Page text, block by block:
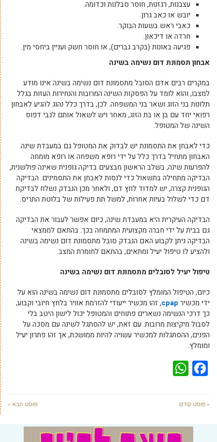
עצבנות, רגזנות, חוסר סבלנות וכדומה.
יובש או כאב גרון.
כאבי ראש בשעות הבוקר.
חרדה או דיכאון.
פגיעה באונות (בקרב גברים), או חוסר חשק ועניין ביחסי מין.
אבחון תסמונת דום נשימה בשינה
במקרים רבים אדם הסובל מתסמונת דום נשימה בשינה אינו מודע
למצבו, והוא לומד על הפסקות השינה המרובות והנחירות העזות בגלל
תלונות בני הזוג ושאר בני המשפחה. לכן, בדרך כלל נהוג להגיע לאבחון
רפואי יחד עם בן או בת הזוג, מאחר ויש לשאול אותם לגבי דפוס
השינה של המטופל.
כדי לאבחן את התסמונת יש לבדוק את המטופל גם במעבדת שינה.
האבחון מתחיל בדרך כלל על ידי רופא משפחה או רופא מומחה
להפרעות שינה, בשלב הראשון מבצעים בדיקה גופנית שאינה פולשנית,
הבדיקה מתחילה בתשאול כדי לנסות לאבחן את התסמינים. הבדיקה
הגופנית קצרה, יש למדוד לחץ דם, ולאחר מכן הנבדק נשלח לבדיקת
דם כדי לשלול בעיות אחרות, למשל תת פעילות של בלוטת התריס.
הבדיקה העיקרית היא במעבדת שינה, כיום אפשר לעבור את הבדיקה
גם בבית על ידי חברה מקצועית המתמחה בכך. בהתאם לממצאי
הבדיקה ניתן לקבוע האם הנבדק סובל מתסמונת דום נשימה בשינה
ולהציע לו טיפול יעיל ומתאים, בהתאם לחומרת המצב.
טיפול יעיל לסובלים מתסמונת דום נשימה בשינה
כיום, הטיפול המומלץ לסובלים מתסמונת דום נשימה בשינה הוא על
ידי מכשיר cpap, זהו מכשיר ייעודי להזרמת אוויר בלחץ חיובי וקבוע,
כך דרכי הנשימה נשארים פתוחים והמטופל יכול לישון היטב בלי
לסבול מיקיצות מרובות. עם זאת, יש להסתגל לשינה עם מסכה על
הפנים, ההסתגלות למכשיר עשויה להיות ממושכת, אך זהו פתרון יעיל
ומומלץ.
Facebook
« פוסט קודם פוסט הבא »